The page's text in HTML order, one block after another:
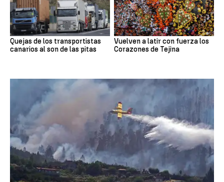
Quejas de los transportistas
canarios al son de las pitas
Vuelven a latir con fuerza los
Corazones de Tejina